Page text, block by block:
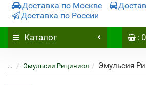
Доставка по Москве
Доставка по России
Каталог : 0
... Эмульсии Рициниол Эмульсия